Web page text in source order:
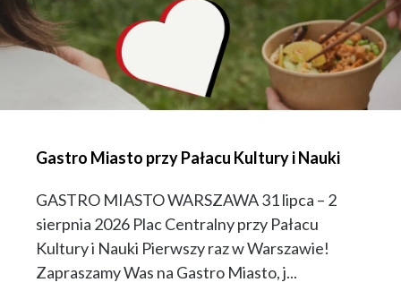
Gastro Miasto przy Pałacu Kultury i Nauki
GASTRO MIASTO WARSZAWA 31 lipca – 2
sierpnia 2026 Plac Centralny przy Pałacu
Kultury i Nauki Pierwszy raz w Warszawie!
Zapraszamy Was na Gastro Miasto, j...